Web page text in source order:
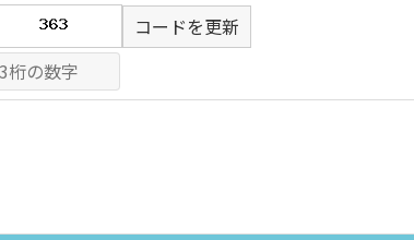
コードを更新